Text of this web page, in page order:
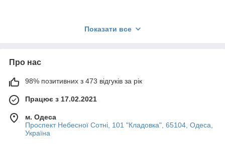
Швидка доставка
Товар доберется до Вас в течении 1-3 дней с момента
Показати все
Про нас
98% позитивних з 473 відгуків за рік
Працює з 17.02.2021
м. Одеса
Проспект Небесної Сотні, 101 "Кладовка", 65104, Одеса,
Україна